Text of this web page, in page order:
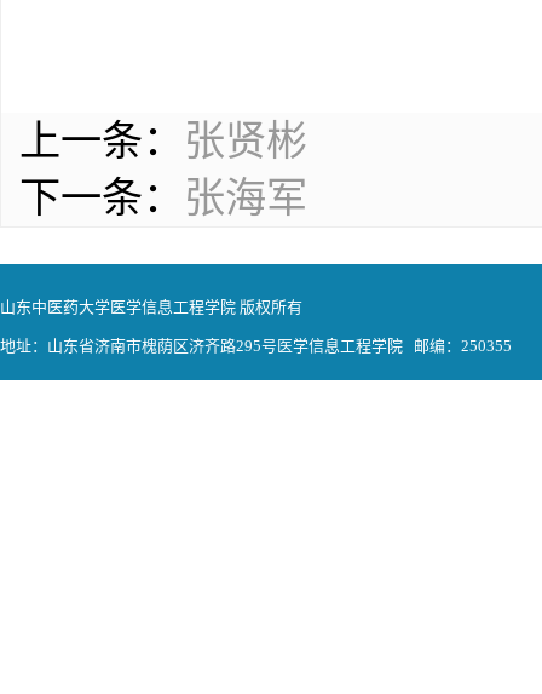
上一条： 张贤彬
下一条： 张海军
山东中医药大学医学信息工程学院 版权所有
地址：山东省济南市槐荫区济齐路295号医学信息工程学院 邮编：250355